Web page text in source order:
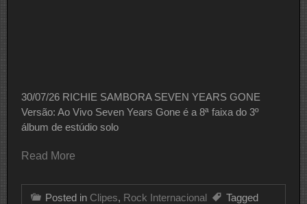
30/07/26 RICHIE SAMBORA SEVEN YEARS GONE
Versão: Ao Vivo Seven Years Gone é a 8ª faixa do 3º
álbum de estúdio solo
Read More
Posted in Clipes, Rock Internacional
Tagged